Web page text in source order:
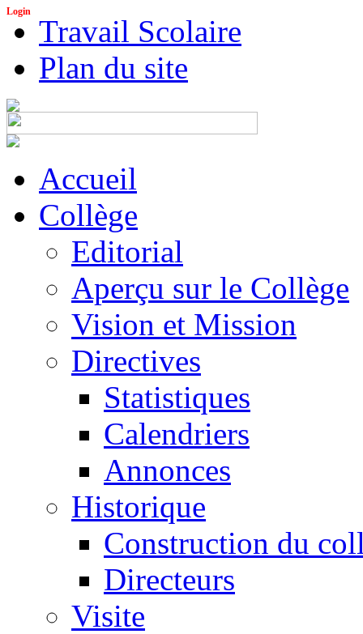
Login
Travail Scolaire
Plan du site
Accueil
Collège
Editorial
Aperçu sur le Collège
Vision et Mission
Directives
Statistiques
Calendriers
Annonces
Historique
Construction du
Directeurs
Visite